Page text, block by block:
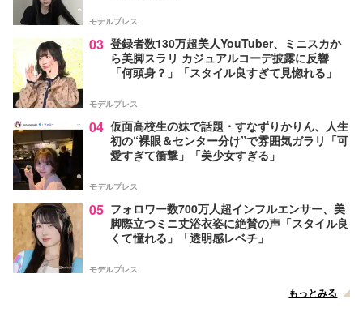
モデルプレス
03 登録者数130万超美人YouTuber、ミニスカか
ら美脚スラリ カジュアルコーデ披露に反響
「何頭身？」「スタイル良すぎて見惚れる」
モデルプレス
04 仮面高校生の妹で話題・すなずりかりん、人生
初の“裸眼＆センター分け”で雰囲気ガラリ「可
愛すぎて衝撃」「美少女すぎる」
モデルプレス
05 フォロワー数700万人超インフルエンサー、美
脚際立つミニ丈浴衣姿に絶賛の声「スタイル良
くて憧れる」「透明感レベチ」
モデルプレス
もっとみる